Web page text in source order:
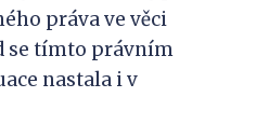
práva ve věci
se tímto právním
nastala i v